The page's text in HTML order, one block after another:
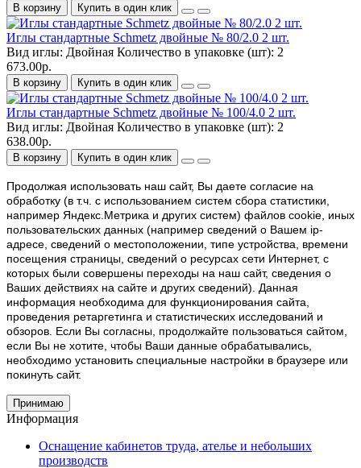
В корзину Купить в один клик
Иглы стандартные Schmetz двойные № 80/2.0 2 шт.
Вид иглы: Двойная Количество в упаковке (шт): 2
673.00р.
В корзину Купить в один клик
Иглы стандартные Schmetz двойные № 100/4.0 2 шт.
Вид иглы: Двойная Количество в упаковке (шт): 2
638.00р.
В корзину Купить в один клик
Продолжая использовать наш cайт, Вы даете согласие на
обработку (в т.ч. с использованием систем сбора статистики,
например Яндекс.Метрика и других систем) файлов cookie, иных
пользовательских данных (например сведений о Вашем ip-
адресе, сведений о местоположении, типе устройства, времени
посещения страницы, сведений о ресурсах сети Интернет, с
которых были совершены переходы на наш сайт, сведения о
Ваших действиях на сайте и других сведений). Данная
информация необходима для функционирования сайта,
проведения ретаргетинга и статистических исследований и
обзоров. Если Вы согласны, продолжайте пользоваться сайтом,
если Вы не хотите, чтобы Ваши данные обрабатывались,
необходимо установить специальные настройки в браузере или
покинуть сайт.
Принимаю
Информация
Оснащение кабинетов труда, ателье и небольших
производств